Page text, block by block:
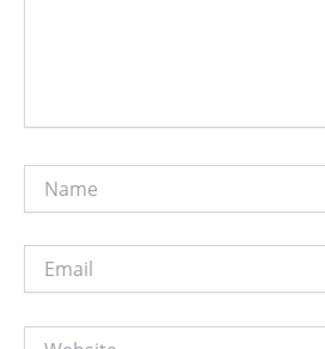
Website